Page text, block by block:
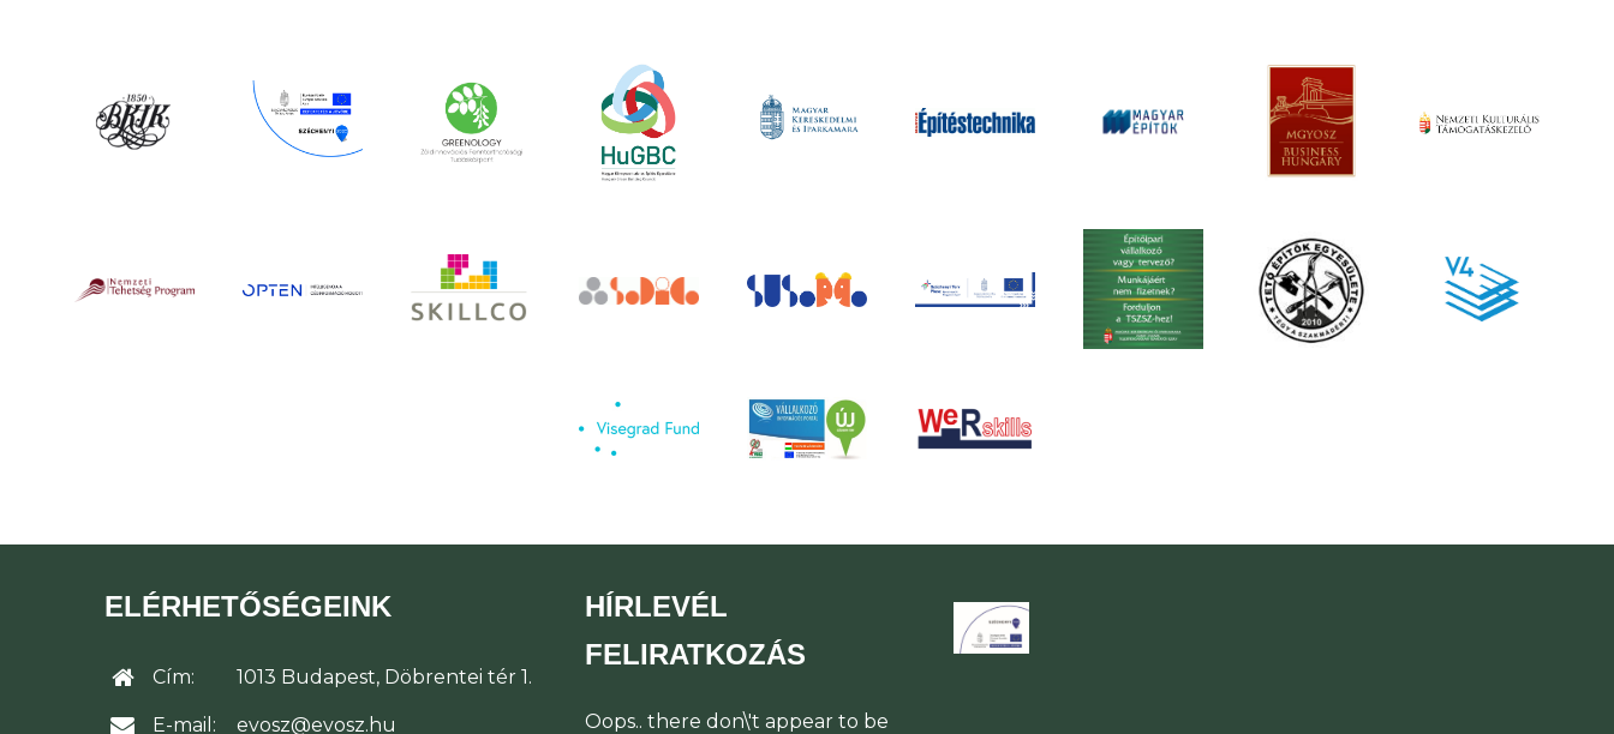
ELÉRHETŐSÉGEINK
Cím: 1013 Budapest, Döbrentei tér 1.
E-mail: evosz@evosz.hu
HÍRLEVÉL
FELIRATKOZÁS
Oops.. there don\'t appear to be